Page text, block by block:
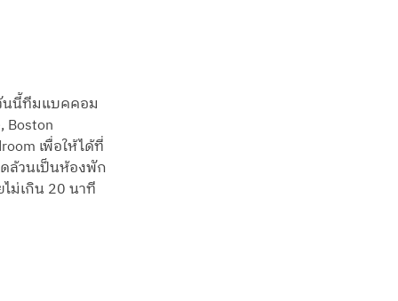
นนี้ทีมแบคคอม
Boston
เพื่อให้ได้ที่
ล้วนเป็นห้องพัก
ม่เกิน 20 นาที